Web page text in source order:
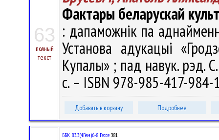
63
полный
текст
Фактары беларускай
: дапаможнік па
Установа адукацыі
Купалы» ; пад навук. рэд.
с. – ISBN 978-985-417-984-
Добавить в корзину Подробнее
ББК 83.3(4Гем)6-8 Гессе З81